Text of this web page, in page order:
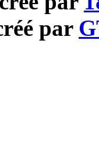
par